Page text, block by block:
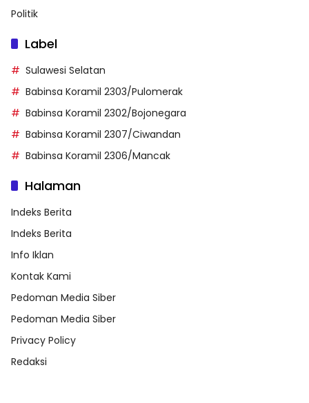
Politik
Label
Sulawesi Selatan
Babinsa Koramil 2303/Pulomerak
Babinsa Koramil 2302/Bojonegara
Babinsa Koramil 2307/Ciwandan
Babinsa Koramil 2306/Mancak
Halaman
Indeks Berita
Indeks Berita
Info Iklan
Kontak Kami
Pedoman Media Siber
Pedoman Media Siber
Privacy Policy
Redaksi